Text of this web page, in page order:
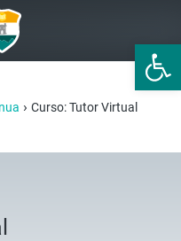
Abrir
› Curso: Tutor Virtual